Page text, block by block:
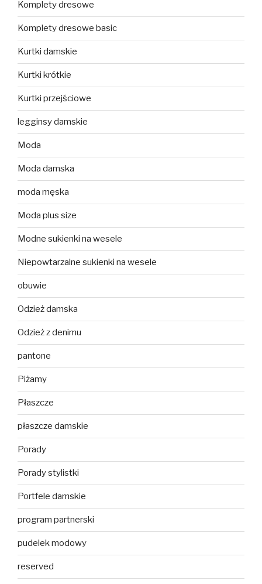
Komplety dresowe
Komplety dresowe basic
Kurtki damskie
Kurtki krótkie
Kurtki przejściowe
legginsy damskie
Moda
Moda damska
moda męska
Moda plus size
Modne sukienki na wesele
Niepowtarzalne sukienki na wesele
obuwie
Odzież damska
Odzież z denimu
pantone
Piżamy
Płaszcze
płaszcze damskie
Porady
Porady stylistki
Portfele damskie
program partnerski
pudelek modowy
reserved